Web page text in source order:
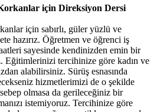
için Direksiyon Dersi
için sabırlı, güler yüzlü ve
hazırız. Öğretmen ve öğrenci iş
sayesinde kendinizden emin bir
Eğitimlerinizi tercihinize göre kadın ve
alabilirsiniz. Sürüş esnasında
hizmetlerimizi de o şekilde
olmasa da gerileceğiniz bir
istemiyoruz. Tercihinize göre